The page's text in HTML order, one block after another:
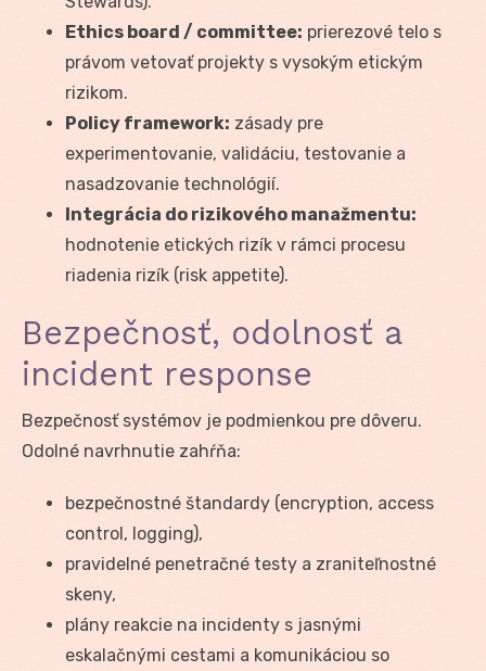
Ethics board / committee: prierezové telo s
právom vetovať projekty s vysokým etickým
rizikom.
Policy framework: zásady pre
experimentovanie, validáciu, testovanie a
nasadzovanie technológií.
Integrácia do rizikového manažmentu:
hodnotenie etických rizík v rámci procesu
riadenia rizík (risk appetite).
Bezpečnosť, odolnosť a
incident response
Bezpečnosť systémov je podmienkou pre dôveru.
Odolné navrhnutie zahŕňa:
bezpečnostné štandardy (encryption, access
control, logging),
pravidelné penetračné testy a zraniteľnostné
skeny,
plány reakcie na incidenty s jasnými
eskalačnými cestami a komunikáciou so